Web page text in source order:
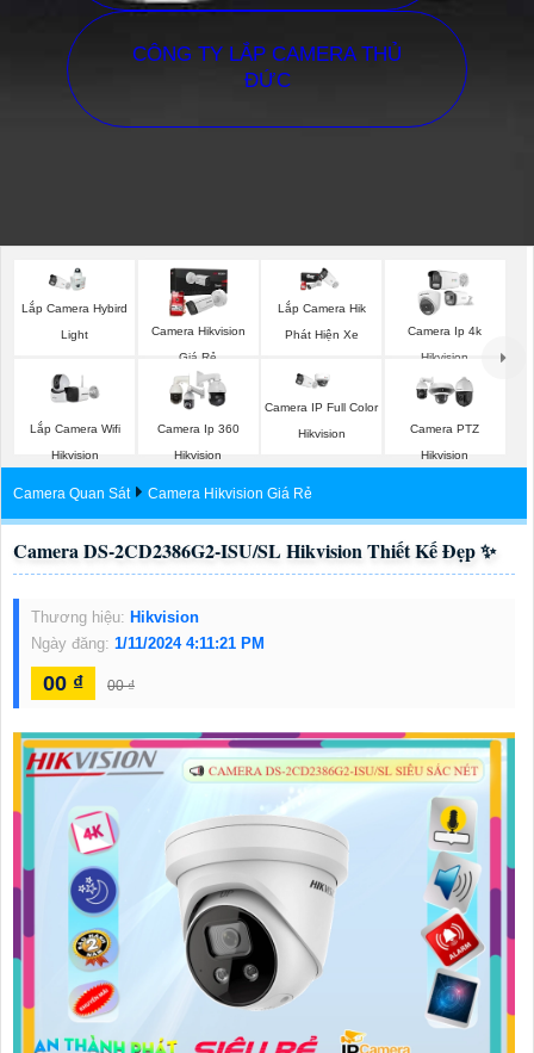
CÔNG TY LẮP CAMERA THỦ
ĐỨC
Lắp Camera Hybird
Light
Camera Hikvision
Giá Rẻ
Lắp Camera Hik
Phát Hiện Xe
Camera Ip 4k
Hikvision
Lắp Camera Wifi
Hikvision
Camera Ip 360
Hikvision
Camera IP Full Color
Hikvision
Camera PTZ
Hikvision
Camera Quan Sát Camera Hikvision Giá Rẻ
Camera DS-2CD2386G2-ISU/SL Hikvision Thiết Kế Đẹp ✨
Thương hiệu: Hikvision
Ngày đăng: 1/11/2024 4:11:21 PM
00 ₫ 00 ₫